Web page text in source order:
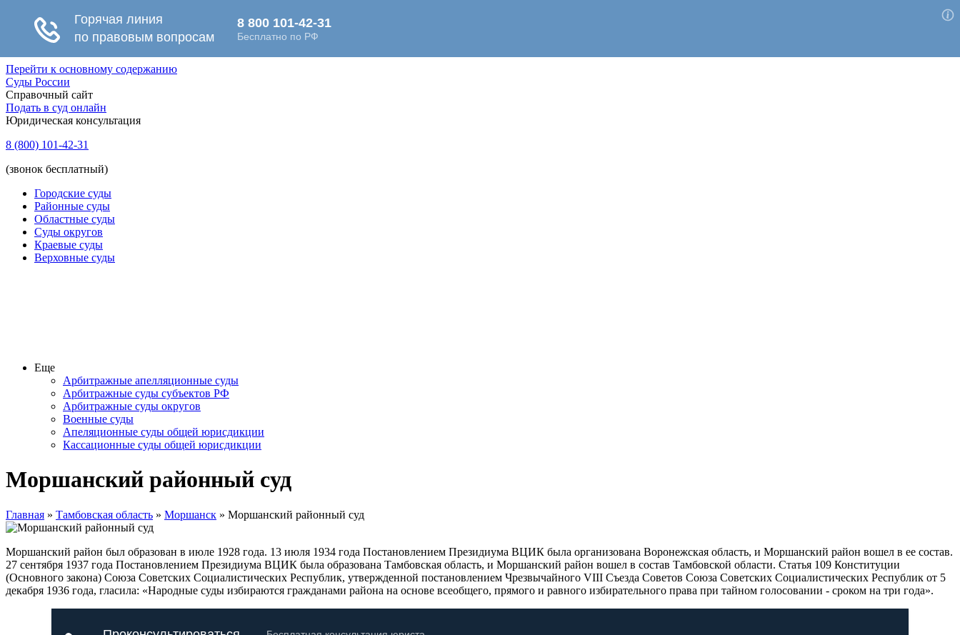
Перейти к основному содержанию
Суды России
Справочный сайт
Подать в суд онлайн
Юридическая консультация
8 (800) 101-42-31
(звонок бесплатный)
Городские суды
Районные суды
Областные суды
Суды округов
Краевые суды
Верховные суды
Еще
Арбитражные апелляционные суды
Арбитражные суды субъектов РФ
Арбитражные суды округов
Военные суды
Апеляционные суды общей юрисдикции
Кассационные суды общей юрисдикции
Моршанский районный суд
Главная » Тамбовская область » Моршанск » Моршанский районный суд
Моршанский район был образован в июле 1928 года. 13 июля 1934 года Постановлением Президиума ВЦИК была организована Воронежская область, и Моршанский район вошел в ее состав.
27 сентября 1937 года Постановлением Президиума ВЦИК была образована Тамбовская область, и Моршанский район вошел в состав Тамбовской области. Статья 109 Конституции
(Основного закона) Союза Советских Социалистических Республик, утвержденной постановлением Чрезвычайного VIII Съезда Советов Союза Советских Социалистических Республик от 5
декабря 1936 года, гласила: «Народные суды избираются гражданами района на основе всеобщего, прямого и равного избирательного права при тайном голосовании - сроком на три года».